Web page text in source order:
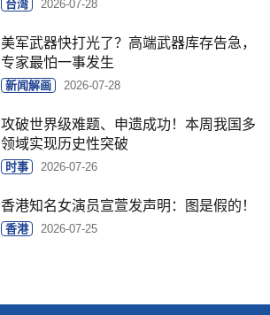
台湾 2026-07-28
美军武器快打光了？高端武器库存告急，
专家最怕一事发生
新闻解画 2026-07-28
攻破世界级难题、申遗成功！本周我国多
领域实现历史性突破
时事 2026-07-26
香港知名女演员宣萱发声明：图是假的！
香港 2026-07-25